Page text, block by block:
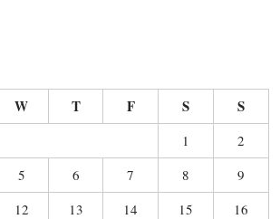
W T F S S
1
2
5 6 7 8
9
12 13 14 15
16